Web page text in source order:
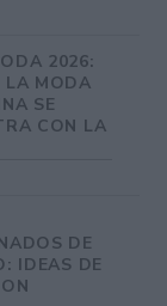
2026:
LA MODA
SE
CON LA
DE
IDEAS DE